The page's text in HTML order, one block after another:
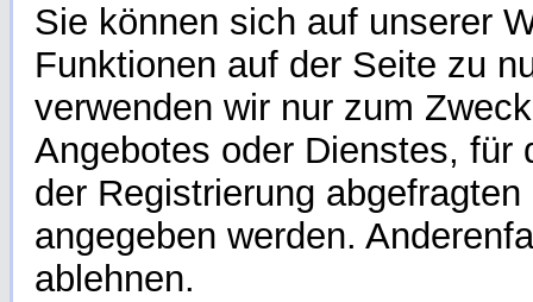
Sie können sich auf unserer
Funktionen auf der Seite zu
verwenden wir nur zum
Angebotes oder Dienstes, für
der Registrierung
angegeben werden.
ablehnen.